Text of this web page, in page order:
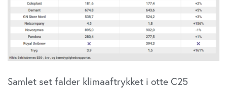
Samlet set falder klimaaftrykket i otte C25